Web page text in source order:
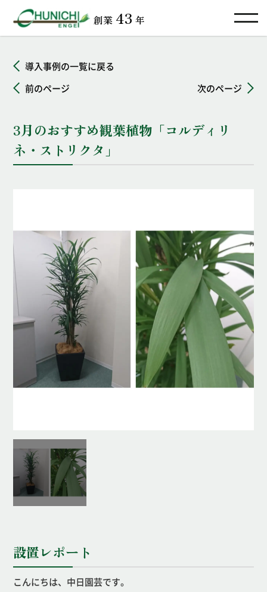
創業 43 年
TOP
導入事例
3月のおすすめ観葉植物「コルディリネ・ストリクタ」
導入事例の一覧に戻る
前のページ
次のページ
3月のおすすめ観葉植物「コルディリ
ネ・ストリクタ」
設置レポート
こんにちは、中日園芸です。